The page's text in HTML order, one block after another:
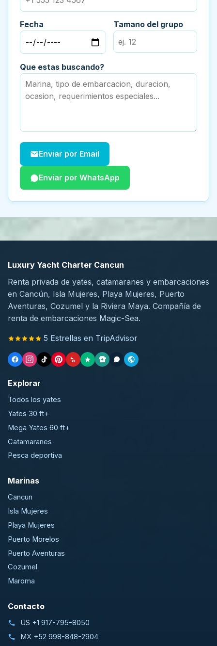
Fecha Tamano del grupo
Que estas buscando?
Enviar por Email
Enviar por WhatsApp
Luxury Yacht Charter Cancun
Renta privada de yates, catamaranes y embarcaciones
en Cancún, Isla Mujeres, Playa Mujeres, Puerto
Aventuras, Cozumel y la Riviera Maya. Compañía de
renta de embarcaciones Magic-Sea.
5 Estrellas en TripAdvisor
Explorar
Todos los yates
Yates 30 ft+
Mega Yates 60 ft+
Catamaranes
Pesca deportiva
Marinas
Cancun
Isla Mujeres
Playa Mujeres
Puerto Morelos
Puerto Aventuras
Cozumel
Maroma
Contacto
US +1 917-795-8050
MX +52 998-848-2904